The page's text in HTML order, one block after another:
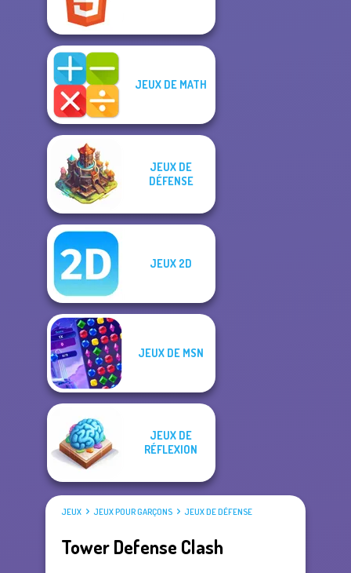
JEUX DE MATH
JEUX DE
DÉFENSE
JEUX 2D
JEUX DE MSN
JEUX DE
RÉFLEXION
JEUX JEUX POUR GARÇONS JEUX DE DÉFENSE
Tower Defense Clash